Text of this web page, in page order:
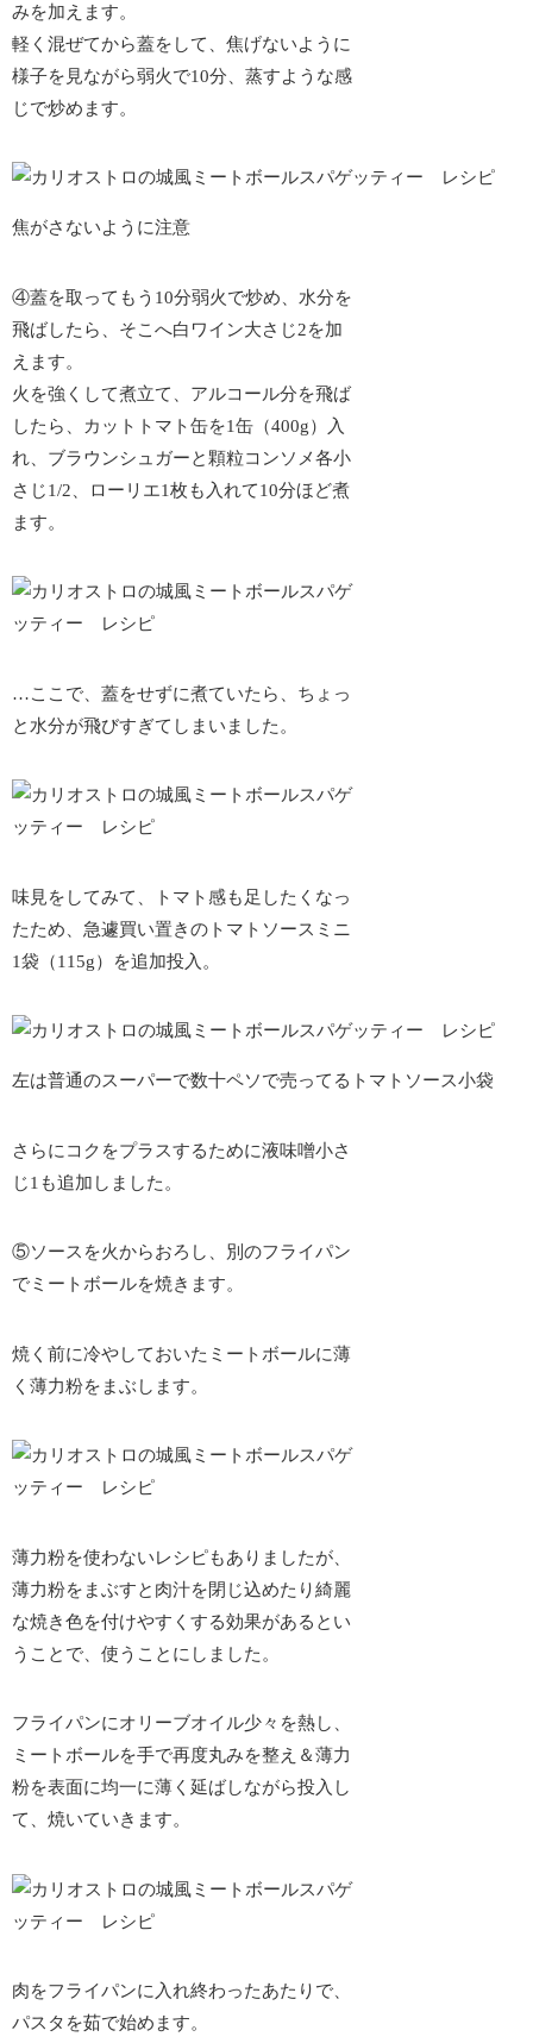
みを加えます。
軽く混ぜてから蓋をして、焦げないように
様子を見ながら弱火で10分、蒸すような感
じで炒めます。
焦がさないように注意
④蓋を取ってもう10分弱火で炒め、水分を
飛ばしたら、そこへ白ワイン大さじ2を加
えます。
火を強くして煮立て、アルコール分を飛ば
したら、カットトマト缶を1缶（400g）入
れ、ブラウンシュガーと顆粒コンソメ各小
さじ1/2、ローリエ1枚も入れて10分ほど煮
ます。
…ここで、蓋をせずに煮ていたら、ちょっ
と水分が飛びすぎてしまいました。
味見をしてみて、トマト感も足したくなっ
たため、急遽買い置きのトマトソースミニ
1袋（115g）を追加投入。
左は普通のスーパーで数十ペソで売ってるトマトソース小袋
さらにコクをプラスするために液味噌小さ
じ1も追加しました。
⑤ソースを火からおろし、別のフライパン
でミートボールを焼きます。
焼く前に冷やしておいたミートボールに薄
く薄力粉をまぶします。
薄力粉を使わないレシピもありましたが、
薄力粉をまぶすと 肉汁を閉じ込めたり綺麗
な焼き色を付けやすくする効果があるとい
うことで、使うことにしました。
フライパンにオリーブオイル少々を熱し、
ミートボールを手で再度丸みを整え＆薄力
粉を表面に均一に薄く延ばしながら投入し
て、焼いていきます。
肉をフライパンに入れ終わったあたりで、
パスタを茹で始めます。